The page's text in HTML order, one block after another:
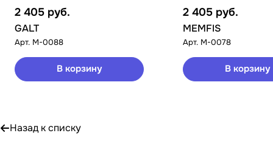
2 405 руб.
GALT
Арт. M-0088
В корзину
2 405 руб.
MEMFIS
Арт. M-0078
В корзину
Назад к списку